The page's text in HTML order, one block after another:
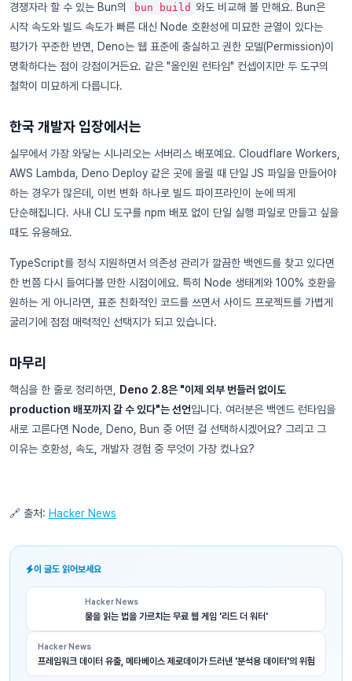
경쟁자라 할 수 있는 Bun의 bun build 와도 비교해 볼 만해요. Bun은
시작 속도와 빌드 속도가 빠른 대신 Node 호환성에 미묘한 균열이 있다는
평가가 꾸준한 반면, Deno는 웹 표준에 충실하고 권한 모델(Permission)이
명확하다는 점이 강점이거든요. 같은 "올인원 런타임" 컨셉이지만 두 도구의
철학이 미묘하게 다릅니다.
한국 개발자 입장에서는
실무에서 가장 와닿는 시나리오는 서버리스 배포예요. Cloudflare Workers,
AWS Lambda, Deno Deploy 같은 곳에 올릴 때 단일 JS 파일을 만들어야
하는 경우가 많은데, 이번 변화 하나로 빌드 파이프라인이 눈에 띄게
단순해집니다. 사내 CLI 도구를 npm 배포 없이 단일 실행 파일로 만들고 싶을
때도 유용해요.
TypeScript를 정식 지원하면서 의존성 관리가 깔끔한 백엔드를 찾고 있다면
한 번쯤 다시 들여다볼 만한 시점이에요. 특히 Node 생태계와 100% 호환을
원하는 게 아니라면, 표준 친화적인 코드를 쓰면서 사이드 프로젝트를 가볍게
굴리기에 점점 매력적인 선택지가 되고 있습니다.
마무리
핵심을 한 줄로 정리하면, Deno 2.8은 "이제 외부 번들러 없이도
production 배포까지 갈 수 있다"는 선언입니다. 여러분은 백엔드 런타임을
새로 고른다면 Node, Deno, Bun 중 어떤 걸 선택하시겠어요? 그리고 그
이유는 호환성, 속도, 개발자 경험 중 무엇이 가장 컸나요?
🔗 출처: Hacker News
이 글도 읽어보세요
Hacker News
물을 읽는 법을 가르치는 무료 웹 게임 '리드 더 워터'
Hacker News
프레임워크 데이터 유출, 메타베이스 제로데이가 드러낸 '분석용 데이터'의 위험